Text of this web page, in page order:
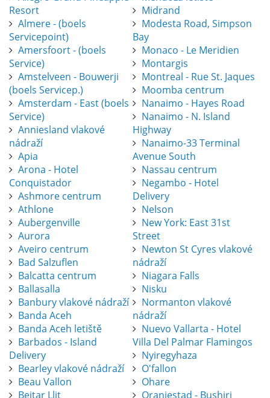
Resort
Almere - (boels
Servicepoint)
Amersfoort - (boels
Service)
Amstelveen - Bouwerji
(boels Servicep.)
Amsterdam - East (boels
Service)
Anniesland vlakové
nádraží
Apia
Arona - Hotel
Conquistador
Ashmore centrum
Athlone
Aubergenville
Aurora
Aveiro centrum
Bad Salzuflen
Balcatta centrum
Ballasalla
Banbury vlakové nádraží
Banda Aceh
Banda Aceh letiště
Barbados - Island
Delivery
Bearley vlakové nádraží
Beau Vallon
Beitar Llit
Midrand
Modesta Road, Simpson
Bay
Monaco - Le Meridien
Montargis
Montreal - Rue St. Jaques
Moomba centrum
Nanaimo - Hayes Road
Nanaimo - N. Island
Highway
Nanaimo-33 Terminal
Avenue South
Nassau centrum
Negambo - Hotel
Delivery
Nelson
New York: East 31st
Street
Newton St Cyres vlakové
nádraží
Niagara Falls
Nisku
Normanton vlakové
nádraží
Nuevo Vallarta - Hotel
Villa Del Palmar Flamingos
Nyiregyhaza
O'fallon
Ohare
Oranjestad - Bushiri